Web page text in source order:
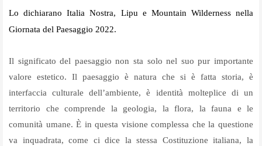
Lo dichiarano Italia Nostra, Lipu e Mountain Wilderness nella
Giornata del Paesaggio 2022.
Il significato del paesaggio non sta solo nel suo pur importante
valore estetico. Il paesaggio è natura che si è fatta storia, è
interfaccia culturale dell’ambiente, è identità molteplice di un
territorio che comprende la geologia, la flora, la fauna e le
comunità umane. È in questa visione complessa che la questione
va inquadrata, come ci dice la stessa Costituzione italiana, la